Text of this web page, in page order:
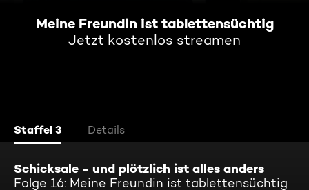
Meine Freundin ist tablettensüchtig
Jetzt kostenlos streamen
Staffel 3 Details
Schicksale - und plötzlich ist alles anders
Folge 16: Meine Freundin ist tablettensüchtig